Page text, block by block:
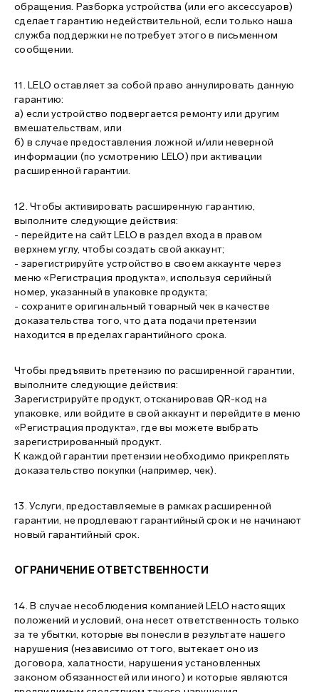
обращения. Разборка устройства (или его аксессуаров)
сделает гарантию недействительной, если только наша
служба поддержки не потребует этого в письменном
сообщении.
11. LELO оставляет за собой право аннулировать данную
гарантию:
a) если устройство подвергается ремонту или другим
вмешательствам, или
б) в случае предоставления ложной и/или неверной
информации (по усмотрению LELO) при активации
расширенной гарантии.
12. Чтобы активировать расширенную гарантию,
выполните следующие действия:
- перейдите на сайт LELO в раздел входа в правом
верхнем углу, чтобы создать свой аккаунт;
- зарегистрируйте устройство в своем аккаунте через
меню «Регистрация продукта», используя серийный
номер, указанный в упаковке продукта;
- сохраните оригинальный товарный чек в качестве
доказательства того, что дата подачи претензии
находится в пределах гарантийного срока.
Чтобы предъявить претензию по расширенной гарантии,
выполните следующие действия:
Зарегистрируйте продукт, отсканировав QR-код на
упаковке, или войдите в свой аккаунт и перейдите в меню
«Регистрация продукта», где вы можете выбрать
зарегистрированный продукт.
К каждой гарантии претензии необходимо прикреплять
доказательство покупки (например, чек).
13. Услуги, предоставляемые в рамках расширенной
гарантии, не продлевают гарантийный срок и не начинают
новый гарантийный срок.
ОГРАНИЧЕНИЕ ОТВЕТСТВЕННОСТИ
14. В случае несоблюдения компанией LELO настоящих
положений и условий, она несет ответственность только
за те убытки, которые вы понесли в результате нашего
нарушения (независимо от того, вытекает оно из
договора, халатности, нарушения установленных
законом обязанностей или иного) и которые являются